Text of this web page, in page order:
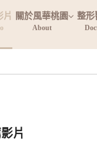
片 關於風華桃園
About
整形
片